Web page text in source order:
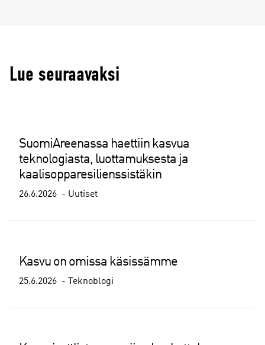
Lue seuraavaksi
SuomiAreenassa haettiin kasvua
teknologiasta, luottamuksesta ja
kaalisopparesilienssistäkin
26.6.2026 Uutiset
Kasvu on omissa käsissämme
25.6.2026 Teknoblogi